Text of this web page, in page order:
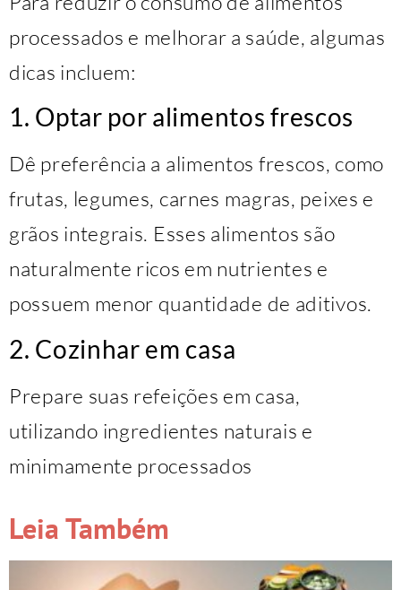
processados e melhorar a saúde, algumas
dicas incluem:
1. Optar por alimentos frescos
Dê preferência a alimentos frescos, como
frutas, legumes, carnes magras, peixes e
grãos integrais. Esses alimentos são
naturalmente ricos em nutrientes e
possuem menor quantidade de aditivos.
2. Cozinhar em casa
Prepare suas refeições em casa,
utilizando ingredientes naturais e
minimamente processados
Leia Também